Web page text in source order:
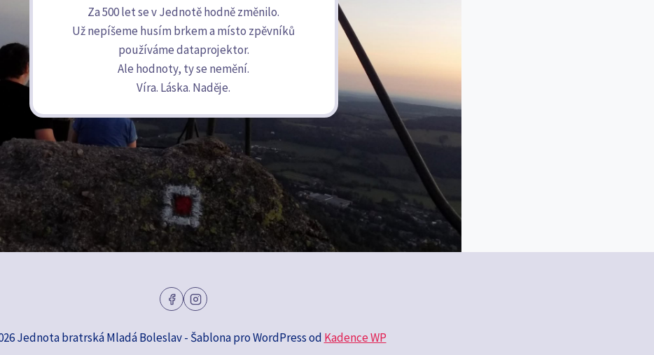
Za 500 let se v Jednotě hodně změnilo.
Už nepíšeme husím brkem a místo zpěvníků
používáme dataprojektor.
Ale hodnoty, ty se nemění.
Víra. Láska. Naděje.
Jednota bratrská Mladá Boleslav - Šablona pro WordPress od Kadence WP